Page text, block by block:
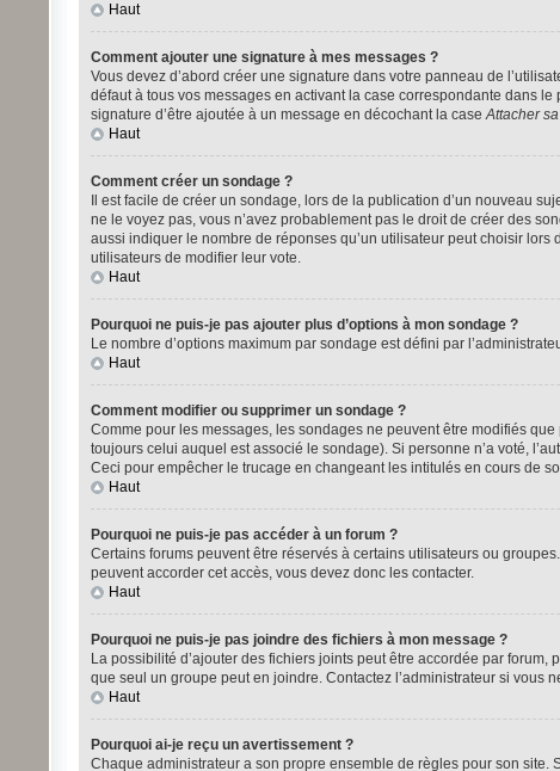
Haut
Comment ajouter une signature à mes messages ?
Vous devez d’abord créer une signature dans votre panneau de
défaut à tous vos messages en activant la case correspondante dans le
signature d’être ajoutée à un message en décochant la caseAttacher
Haut
Comment créer un sondage ?
Il est facile de créer un sondage, lors de la publication d’un nouveau
ne le voyez pas, vous n’avez probablement pas le droit de créer des
aussi indiquer le nombre de réponses qu’un utilisateur peut choisir
utilisateurs de modifier leur vote.
Haut
Pourquoi ne puis-je pas ajouter plus d’options à mon sondage ?
Le nombre d’options maximum par sondage est défini par
Haut
Comment modifier ou supprimer un sondage ?
Comme pour les messages, les sondages ne peuvent être modifiés
toujours celui auquel est associé le sondage). Si personne n’a voté,
Ceci pour empêcher le trucage en changeant les intitulés en cours de
Haut
Pourquoi ne puis-je pas accéder à un forum ?
Certains forums peuvent être réservés à certains utilisateurs ou
peuvent accorder cet accès, vous devez donc les contacter.
Haut
Pourquoi ne puis-je pas joindre des fichiers à mon message ?
La possibilité d’ajouter des fichiers joints peut être accordée par
que seul un groupe peut en joindre. Contactez l’administrateur si vous
Haut
Pourquoi ai-je reçu un avertissement ?
Chaque administrateur a son propre ensemble de règles pour son site.